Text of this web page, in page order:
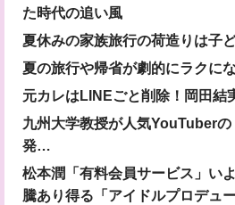
た時代の追い風
夏休みの家族旅行の荷造りは子
夏の旅行や帰省が劇的にラクに
元カレはLINEごと削除！岡田結
九州大学教授が人気YouTuber
発…
松本潤「有料会員サービス」い
騰あり得る「アイドルプロデュ